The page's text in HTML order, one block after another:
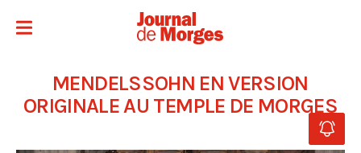
MENDELSSOHN EN VERSION
ORIGINALE AU TEMPLE DE MORGES